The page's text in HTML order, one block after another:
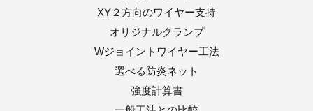
XY２方向のワイヤー支持
オリジナルクランプ
Wジョイントワイヤー工法
選べる防炎ネット
強度計算書